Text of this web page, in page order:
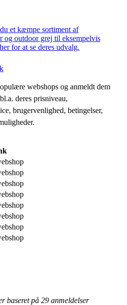
et kæmpe sortiment af
og outdoor grej til eksempelvis
for at se deres udvalg.
webshops og anmeldt dem
deres prisniveau,
brugervenlighed, betingelser,
baseret på 29 anmeldelser